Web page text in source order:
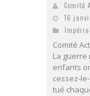
Comité
16
Comité
La guerre
enfants
cessez-
tué